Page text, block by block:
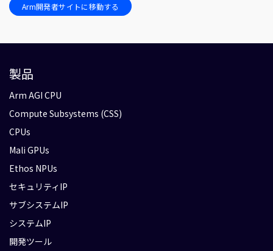
Arm開発者サイトに移動する
製品
Arm AGI CPU
Compute Subsystems (CSS)
CPUs
Mali GPUs
Ethos NPUs
セキュリティIP
サブシステムIP
システムIP
開発ツール